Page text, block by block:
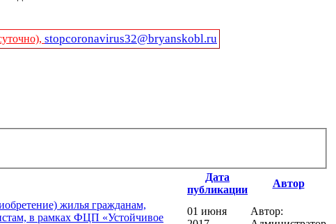
stopcoronavirus32@bryanskobl.ru
Дата
публикации
Автор
жилья гражданам,
в рамках ФЦП «Устойчивое
01 июня
Автор: